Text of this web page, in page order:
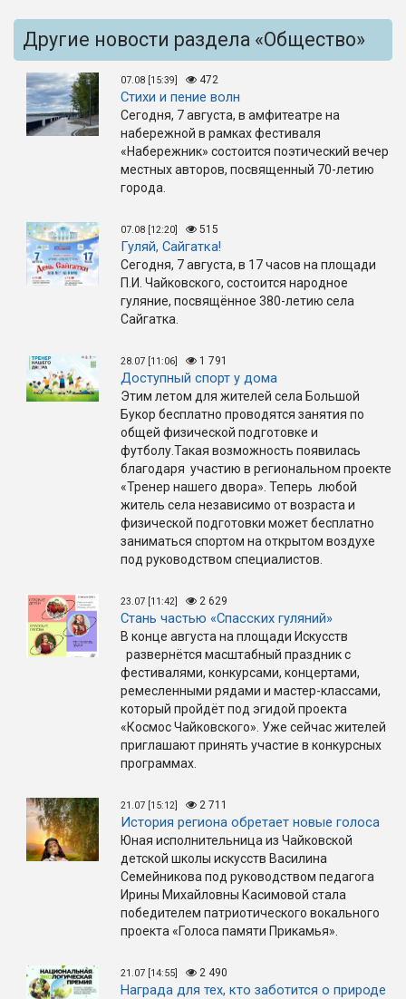
Другие новости раздела «Общество»
07.08 [15:39] 472
Стихи и пение волн
Сегодня, 7 августа, в амфитеатре на
набережной в рамках фестиваля
«Набережник» состоится поэтический вечер
местных авторов, посвященный 70-летию
города.
07.08 [12:20] 515
Гуляй, Сайгатка!
Сегодня, 7 августа, в 17 часов на площади
П.И. Чайковского, состоится народное
гуляние, посвящённое 380-летию села
Сайгатка.
28.07 [11:06] 1 791
Доступный спорт у дома
Этим летом для жителей села Большой
Букор бесплатно проводятся занятия по
общей физической подготовке и
футболу.Такая возможность появилась
благодаря участию в региональном проекте
«Тренер нашего двора». Теперь любой
житель села независимо от возраста и
физической подготовки может бесплатно
заниматься спортом на открытом воздухе
под руководством специалистов.
23.07 [11:42] 2 629
Стань частью «Спасских гуляний»
В конце августа на площади Искусств
развернётся масштабный праздник с
фестивалями, конкурсами, концертами,
ремесленными рядами и мастер-классами,
который пройдёт под эгидой проекта
«Космос Чайковского». Уже сейчас жителей
приглашают принять участие в конкурсных
программах.
21.07 [15:12] 2 711
История региона обретает новые голоса
Юная исполнительница из Чайковской
детской школы искусств Василина
Семейникова под руководством педагога
Ирины Михайловны Касимовой стала
победителем патриотического вокального
проекта «Голоса памяти Прикамья».
21.07 [14:55] 2 490
Награда для тех, кто заботится о природе